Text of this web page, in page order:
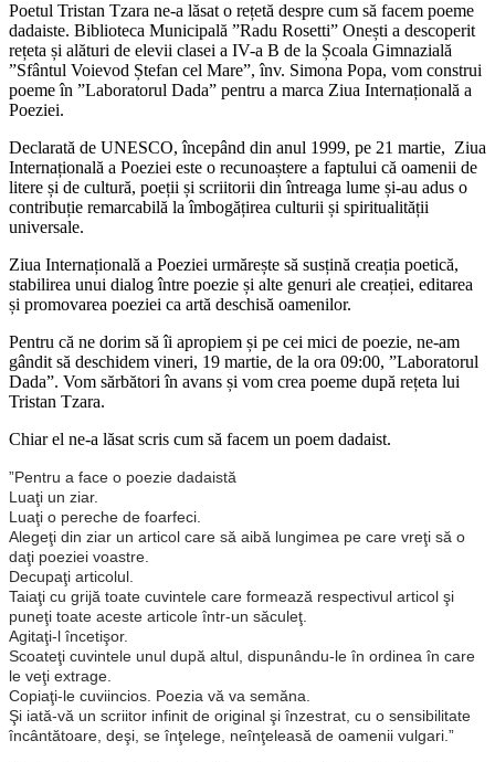
Poetul Tristan Tzara ne-a lăsat o rețetă despre cum să facem poeme
dadaiste. Biblioteca Municipală ”Radu Rosetti” Onești a descoperit
rețeta și alături de elevii clasei a IV-a B de la Școala Gimnazială
”Sfântul Voievod Ștefan cel Mare”, înv. Simona Popa, vom construi
poeme în ”Laboratorul Dada” pentru a marca Ziua Internațională a
Poeziei.
Declarată de UNESCO, începând din anul 1999, pe 21 martie, Ziua
Internațională a Poeziei este o recunoaștere a faptului că oamenii de
litere și de cultură, poeții și scriitorii din întreaga lume și-au adus o
contribuție remarcabilă la îmbogățirea culturii și spiritualității
universale.
Ziua Internațională a Poeziei urmărește să susțină creația poetică,
stabilirea unui dialog între poezie și alte genuri ale creației, editarea
și promovarea poeziei ca artă deschisă oamenilor.
Pentru că ne dorim să îi apropiem și pe cei mici de poezie, ne-am
gândit să deschidem vineri, 19 martie, de la ora 09:00, ”Laboratorul
Dada”. Vom sărbători în avans și vom crea poeme după rețeta lui
Tristan Tzara.
Chiar el ne-a lăsat scris cum să facem un poem dadaist.
”Pentru a face o poezie dadaistă
Luaţi un ziar.
Luaţi o pereche de foarfeci.
Alegeţi din ziar un articol care să aibă lungimea pe care vreţi să o
daţi poeziei voastre.
Decupaţi articolul.
Taiaţi cu grijă toate cuvintele care formează respectivul articol şi
puneţi toate aceste articole într-un săculeţ.
Agitaţi-l încetişor.
Scoateţi cuvintele unul după altul, dispunându-le în ordinea în care
le veţi extrage.
Copiaţi-le cuviincios. Poezia vă va semăna.
Şi iată-vă un scriitor infinit de original şi înzestrat, cu o sensibilitate
încântătoare, deşi, se înţelege, neînţeleasă de oamenii vulgari.”